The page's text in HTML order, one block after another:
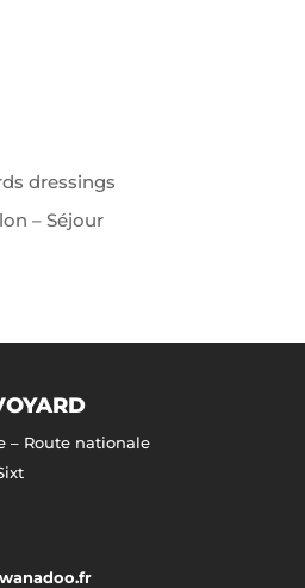
dressings
– Séjour
– Route nationale